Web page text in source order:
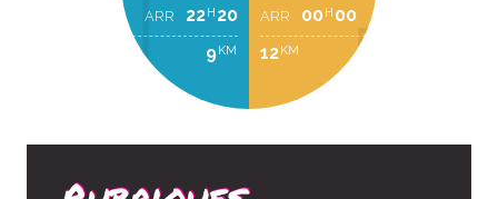
ARR 22H 20
9KM
ARR 00H 00
12KM